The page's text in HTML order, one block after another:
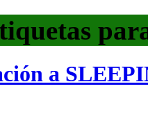
a